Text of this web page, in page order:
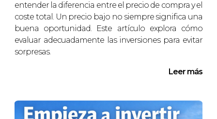
CASO ESTUDIO 3: AJUSTES
ESTRATÉGICOS EN
MOMENTOS DIFÍCILES
Finalmente, consideremos el caso de Marta,
una crisis económica inesperada. Sus miedos
eran palpables; pensó que había cometido
entender la diferencia entre el precio de compra y el
coste total. Un precio bajo no siempre significa una
buena oportunidad. Este artículo explora cómo
evaluar adecuadamente las inversiones para evitar
sorpresas.
Leer más